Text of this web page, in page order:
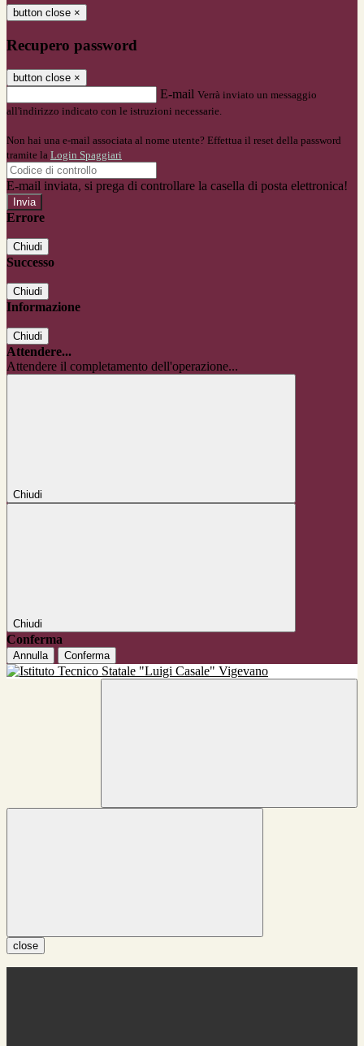
button close ×
Recupero password
button close ×
E-mail Verrà inviato un messaggio
all'indirizzo indicato con le istruzioni necessarie.
Non hai una e-mail associata al nome utente? Effettua il reset della password
tramite la Login Spaggiari
E-mail inviata, si prega di controllare la casella di posta elettronica!
Errore
Chiudi
Successo
Chiudi
Informazione
Chiudi
Attendere...
Attendere il completamento dell'operazione...
Chiudi
Chiudi
Conferma
Annulla Conferma
close